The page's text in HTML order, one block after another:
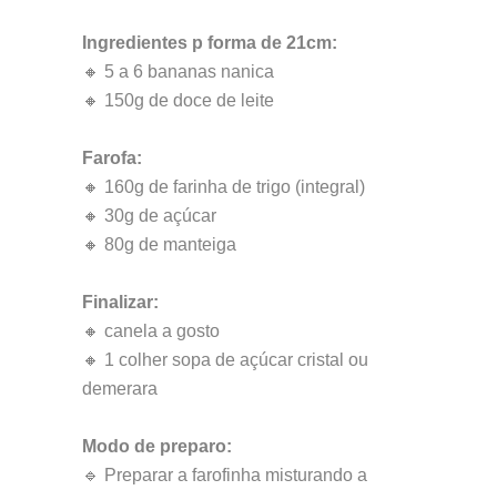
Ingredientes p forma de 21cm:
🔸 5 a 6 bananas nanica
🔸 150g de doce de leite
Farofa:
🔸 160g de farinha de trigo (integral)
🔸 30g de açúcar
🔸 80g de manteiga
Finalizar:
🔸 canela a gosto
🔸 1 colher sopa de açúcar cristal ou
demerara
Modo de preparo:
🔹 Preparar a farofinha misturando a